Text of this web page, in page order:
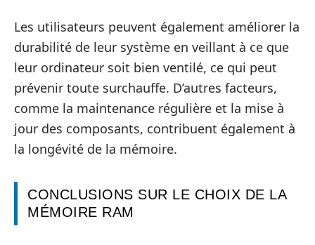
Les utilisateurs peuvent également améliorer la
durabilité de leur système en veillant à ce que
leur ordinateur soit bien ventilé, ce qui peut
prévenir toute surchauffe. D’autres facteurs,
comme la maintenance régulière et la mise à
jour des composants, contribuent également à
la longévité de la mémoire.
CONCLUSIONS SUR LE CHOIX DE LA
MÉMOIRE RAM